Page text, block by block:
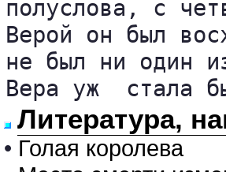
полуслова, с
Верой он был
не был ни один
Вера уж  стала
Литература,
• Голая королева